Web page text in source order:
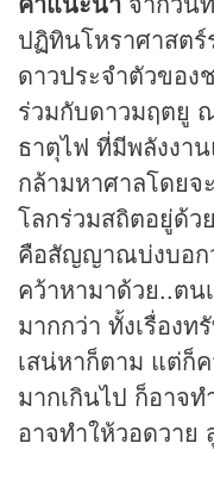
ปฏิทินโหราศาสต
ดาวประจำตัวของ
ร่วมกับดาวมฤตยู
ธาตุไฟ ที่มีพลังงา
กล้ามหาศาลโดยจ
โลกร่วมสถิตอยู่ด้
คือสัญญาณบ่งบอก
คว้าหามาด้วย..ตน
มากกว่า ทั้งเรื่องท
เสน่หาก็ตาม แต่ก็
มากเกินไป ก็อาจ
อาจทำให้วอดวา